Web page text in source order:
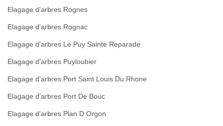
Elagage d'arbres Rognes
Elagage d'arbres Rognac
Elagage d'arbres Le Puy Sainte Reparade
Elagage d'arbres Puyloubier
Elagage d'arbres Port Saint Louis Du Rhone
Elagage d'arbres Port De Bouc
Elagage d'arbres Plan D Orgon